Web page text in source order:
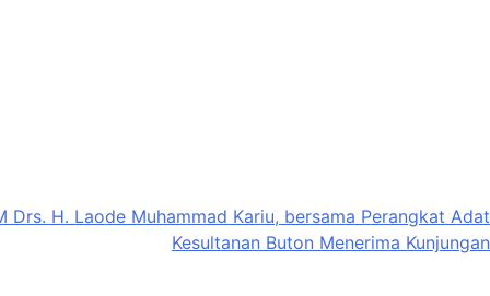
Drs. H. Laode Muhammad Kariu, bersama Perangkat Adat
Kesultanan Buton Menerima Kunjungan